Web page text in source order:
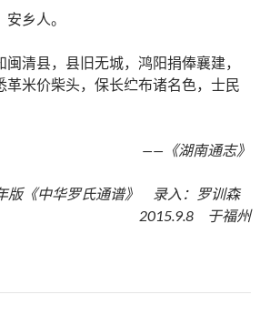
乡人。
清县，县旧无城，鸿阳捐俸襄建，
革米价柴头，保长纻布诸名色，士民
——《湖南通志》
版《中华罗氏通谱》 录入：罗训森
2015.9.8 于福州